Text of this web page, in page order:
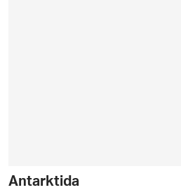
Antarktida